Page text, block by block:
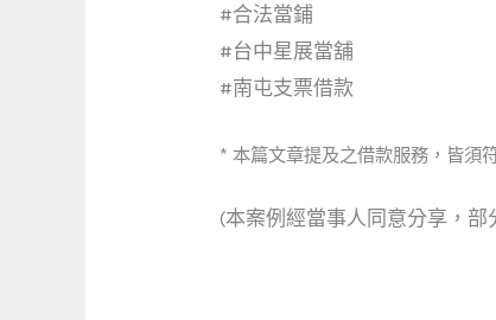
#合法當鋪
#台中星展當舖
#南屯支票借款
* 本篇文章提及之借款服務，皆須
(本案例經當事人同意分享，